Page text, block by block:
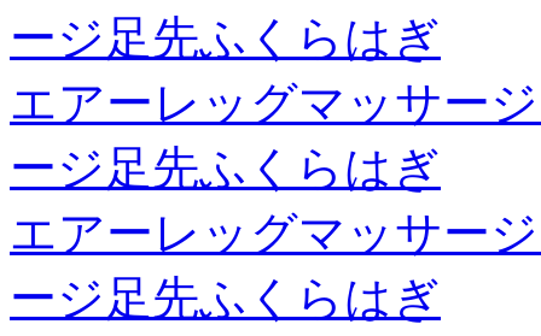
ージ足先ふくらはぎ
エアーレッグマッサー
ージ足先ふくらはぎ
エアーレッグマッサー
ージ足先ふくらはぎ